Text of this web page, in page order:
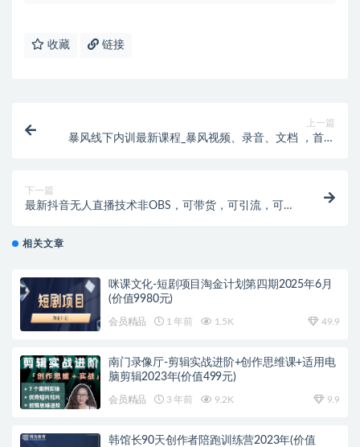
收藏 链接
上一篇
暴风线下内训最新课程_暴风视频、录音、文档 ，首页
下一篇
最新抖音无人直播技术非OBS，可带货，可引流，可刷
相关文章
咪课文化-短剧项目淘金计划第四期2025年6月
(价值9980元)
会员精品 1 年前 1.5K 49.9
南门录像厅-剪辑实战进阶+创作思维课+适用电
脑剪辑2023年(价值499元)
会员精品 3 年前 9.2K 9.9
韩馆长90天创作者陪跑训练营2023年(价值